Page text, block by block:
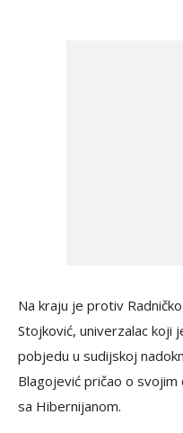
Na kraju je protiv
Stojković, univerzalac koji
pobjedu u sudijskoj
Blagojević pričao o
sa Hibernijanom.